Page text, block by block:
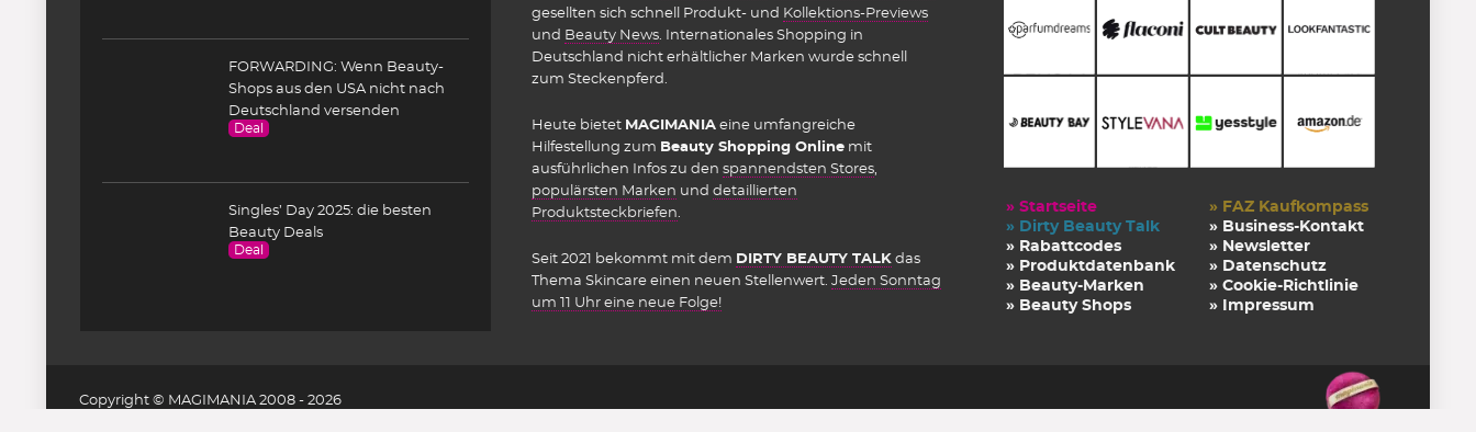
FORWARDING: Wenn Beauty-
Shops aus den USA nicht nach
Deutschland versenden
Deal
Singles’ Day 2025: die besten
Beauty Deals
Deal
gesellten sich schnell Produkt- und Kollektions-Previews
und Beauty News. Internationales Shopping in
Deutschland nicht erhältlicher Marken wurde schnell
zum Steckenpferd.
Heute bietet MAGIMANIA eine umfangreiche
Hilfestellung zum Beauty Shopping Online mit
ausführlichen Infos zu denspannendsten Stores,
populärsten Marken unddetaillierten
Produktsteckbriefen.
Seit 2021 bekommt mit dem DIRTY BEAUTY TALK das
Thema Skincare einen neuen Stellenwert.Jeden Sonntag
um 11 Uhr eine neue Folge!
» Startseite
» Dirty Beauty Talk
» Rabattcodes
» Produktdatenbank
» Beauty-Marken
» Beauty Shops
» FAZ Kaufkompass
» Business-Kontakt
» Newsletter
» Datenschutz
» Cookie-Richtlinie
» Impressum
Copyright © MAGIMANIA 2008 - 2026